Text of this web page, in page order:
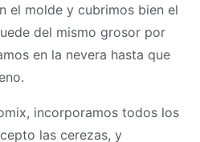
el molde y cubrimos bien el
del mismo grosor por
en la nevera hasta que
, incorporamos todos los
las cerezas, y